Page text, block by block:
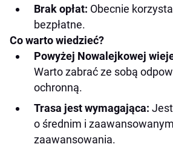
Brak opłat: Obecnie
bezpłatne.
Co warto wiedzieć?
Powyżej Nowalejkowej
Warto zabrać ze sobą
ochronną.
Trasa jest wymagająca:
o średnim i
zaawansowania.